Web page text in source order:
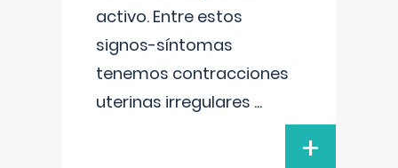
activo. Entre estos
signos-síntomas
tenemos contracciones
uterinas irregulares ...
+